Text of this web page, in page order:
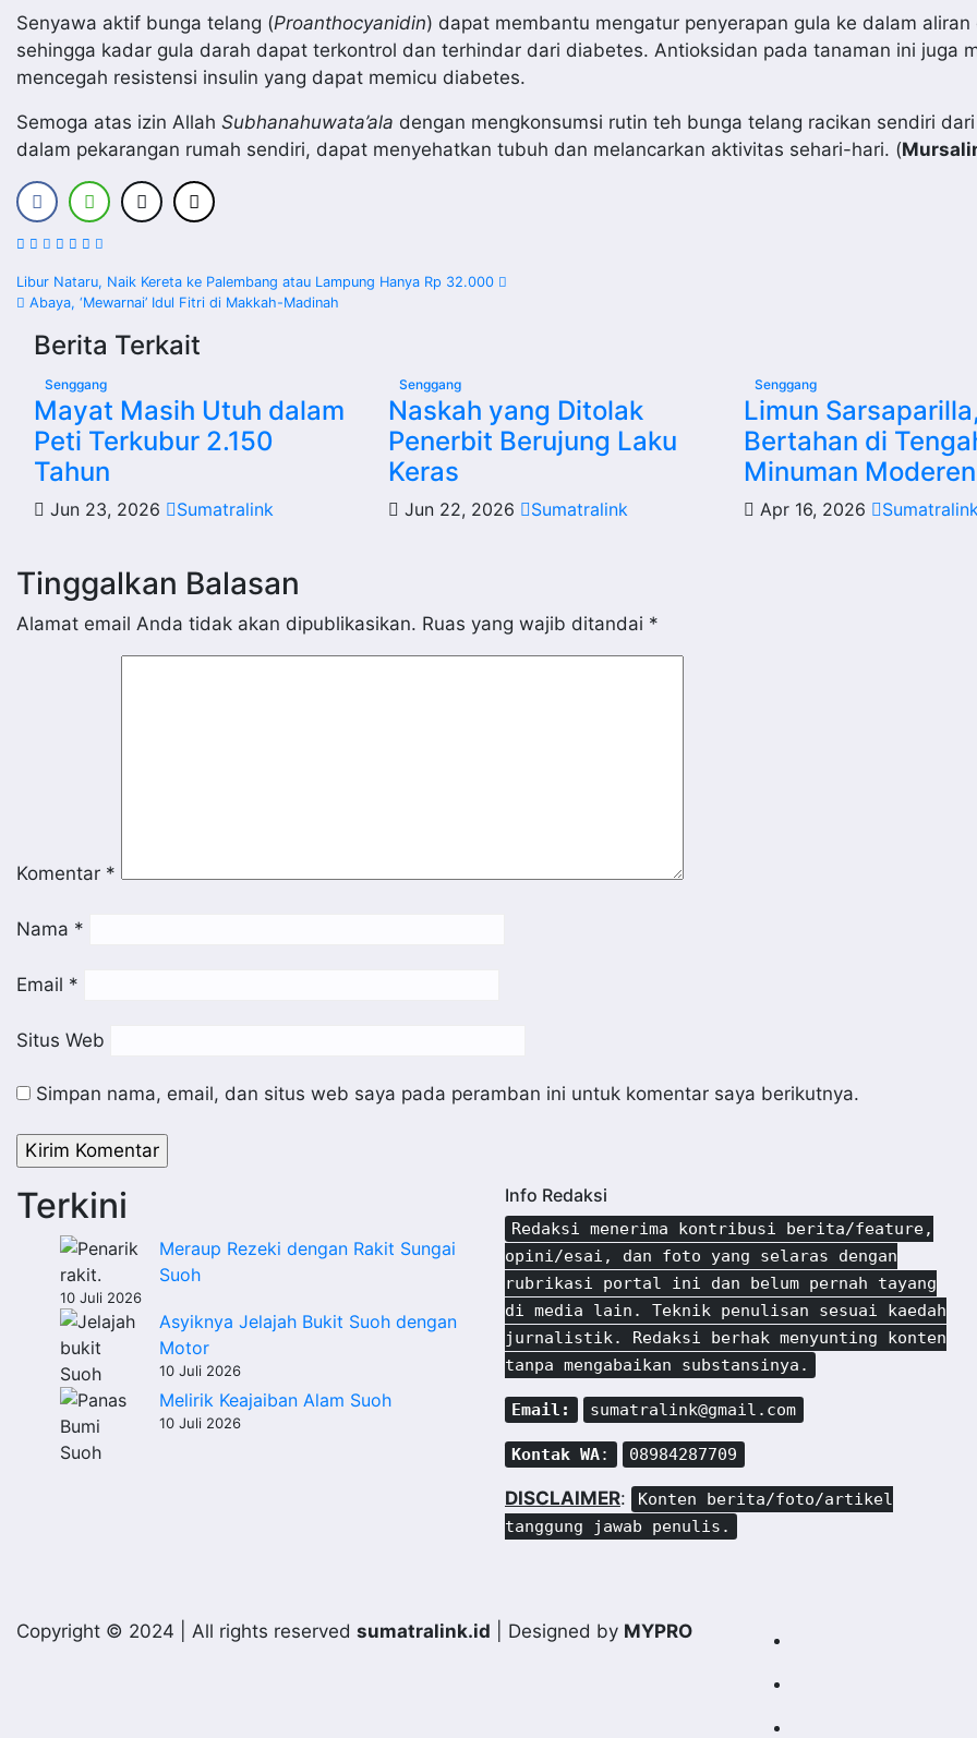
Senyawa aktif bunga telang (Proanthocyanidin) dapat membantu mengatur penyerapan gula ke dalam aliran
sehingga kadar gula darah dapat terkontrol dan terhindar dari diabetes. Antioksidan pada tanaman ini juga
mencegah resistensi insulin yang dapat memicu diabetes.
Semoga atas izin Allah Subhanahuwata’ala dengan mengkonsumsi rutin teh bunga telang racikan sendiri
dalam pekarangan rumah sendiri, dapat menyehatkan tubuh dan melancarkan aktivitas sehari-hari. (
Navigasi
pos
Libur Nataru, Naik Kereta ke Palembang atau Lampung Hanya Rp 32.000
Abaya, ‘Mewarnai’ Idul Fitri di Makkah-Madinah
Berita Terkait
Senggang
Mayat Masih Utuh dalam
Peti Terkubur 2.150
Tahun
Jun 23, 2026 Sumatralink
Senggang
Naskah yang Ditolak
Penerbit Berujung Laku
Keras
Jun 22, 2026 Sumatralink
Senggang
Limun Sarsaparilla,
Bertahan di
Minuman Moderen
Apr 16, 2026
Tinggalkan Balasan
Alamat email Anda tidak akan dipublikasikan. Ruas yang wajib ditandai *
Komentar *
Nama *
Email *
Situs Web
Simpan nama, email, dan situs web saya pada peramban ini untuk komentar saya berikutnya.
Terkini
Meraup Rezeki dengan Rakit Sungai
Suoh
10 Juli 2026
Asyiknya Jelajah Bukit Suoh dengan
Motor
10 Juli 2026
Melirik Keajaiban Alam Suoh
10 Juli 2026
Info Redaksi
Redaksi menerima kontribusi berita/feature,
opini/esai, dan foto yang selaras dengan
rubrikasi portal ini dan belum pernah tayang
di media lain. Teknik penulisan sesuai kaedah
jurnalistik. Redaksi berhak menyunting konten
tanpa mengabaikan substansinya.
Email: sumatralink@gmail.com
Kontak WA: 08984287709
DISCLAIMER:
Konten berita/foto/artikel
tanggung jawab penulis.
Copyright © 2024 | All rights reserved sumatralink.id | Designed by MYPRO